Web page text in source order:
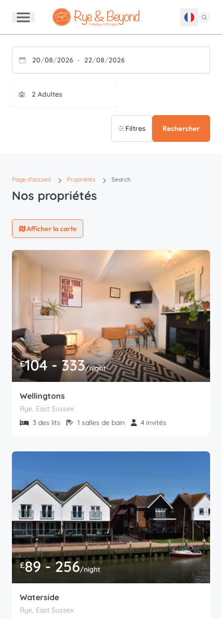
20/08/2026 - 22/08/2026
Filtres Rechercher
Page d'accueil Propriétés Search
Nos propriétés
Afficher la carte
£104 - 333/night
Wellingtons
Rye, East Sussex
3 des lits
1 salles de bain 4 invités
£89 - 256/night
Waterside
Rye, East Sussex